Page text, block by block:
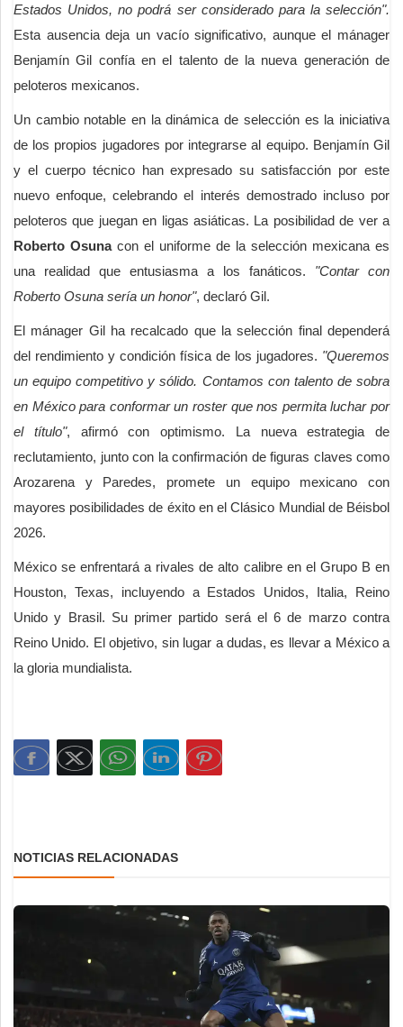
Estados Unidos, no podrá ser considerado para la selección".
Esta ausencia deja un vacío significativo, aunque el mánager
Benjamín Gil confía en el talento de la nueva generación de
peloteros mexicanos.
Un cambio notable en la dinámica de selección es la iniciativa
de los propios jugadores por integrarse al equipo. Benjamín Gil
y el cuerpo técnico han expresado su satisfacción por este
nuevo enfoque, celebrando el interés demostrado incluso por
peloteros que juegan en ligas asiáticas. La posibilidad de ver a
Roberto Osunacon el uniforme de la selección mexicana es
una realidad que entusiasma a los fanáticos. "Contar con
Roberto Osuna sería un honor", declaró Gil.
El mánager Gil ha recalcado que la selección final dependerá
del rendimiento y condición física de los jugadores. "Queremos
un equipo competitivo y sólido. Contamos con talento de sobra
en México para conformar un roster que nos permita luchar por
el título", afirmó con optimismo. La nueva estrategia de
reclutamiento, junto con la confirmación de figuras claves como
Arozarena y Paredes, promete un equipo mexicano con
mayores posibilidades de éxito en el Clásico Mundial de Béisbol
2026.
México se enfrentará a rivales de alto calibre en el Grupo B en
Houston, Texas, incluyendo a Estados Unidos, Italia, Reino
Unido y Brasil. Su primer partido será el 6 de marzo contra
Reino Unido. El objetivo, sin lugar a dudas, es llevar a México a
la gloria mundialista.
NOTICIAS RELACIONADAS